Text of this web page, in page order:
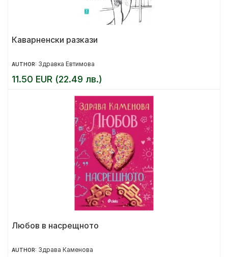
Каварненски разкази
AUTHOR: Здравка Евтимова
11.50 EUR (22.49 лв.)
Любов в насрещното
AUTHOR: Здрава Каменова